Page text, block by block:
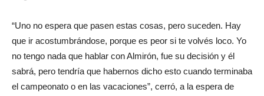
“Uno no espera que pasen estas cosas, pero suceden. Hay
que ir acostumbrándose, porque es peor si te volvés loco. Yo
no tengo nada que hablar con Almirón, fue su decisión y él
sabrá, pero tendría que habernos dicho esto cuando terminaba
el campeonato o en las vacaciones”, cerró, a la espera de